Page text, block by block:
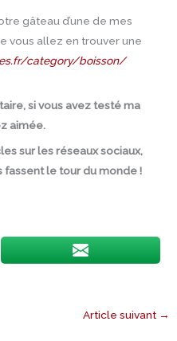
gâteau d’une de mes
vous allez en trouver une
category/boisson/
si vous avez testé ma
aimée.
sur les réseaux sociaux,
le tour du monde !
Article suivant →